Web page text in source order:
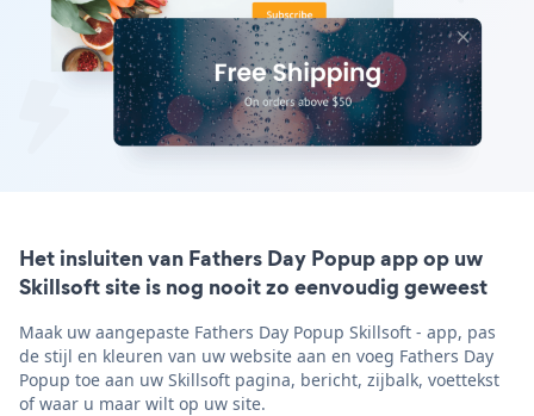
Het insluiten van Fathers Day Popup app op uw
Skillsoft site is nog nooit zo eenvoudig geweest
Maak uw aangepaste Fathers Day Popup Skillsoft - app, pas
de stijl en kleuren van uw website aan en voeg Fathers Day
Popup toe aan uw Skillsoft pagina, bericht, zijbalk, voettekst
of waar u maar wilt op uw site.